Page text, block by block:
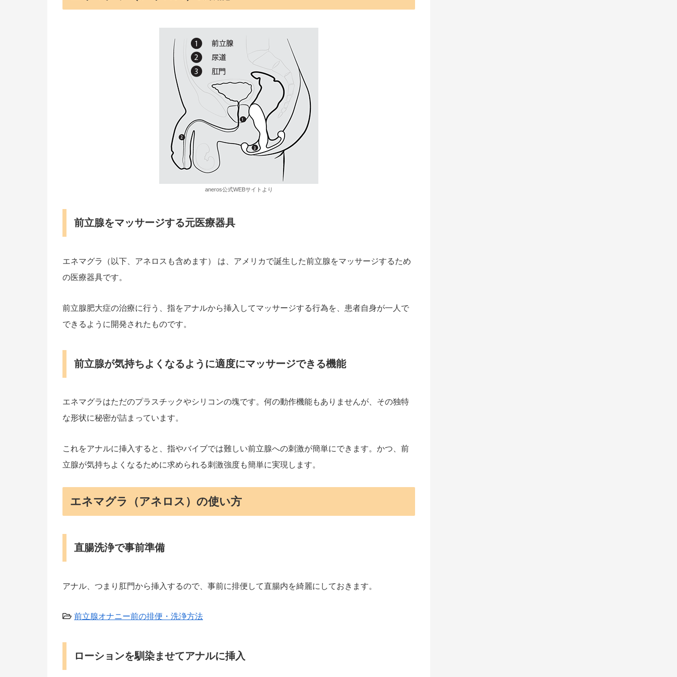
aneros公式WEBサイトより
前立腺をマッサージする元医療器具
エネマグラ（以下、アネロスも含めます） は、アメリカで誕生した前立腺をマッサージするため
の医療器具です。
前立腺肥大症の治療に行う、指をアナルから挿入してマッサージする行為を、患者自身が一人で
できるように開発されたものです。
前立腺が気持ちよくなるように適度にマッサージできる機能
エネマグラはただのプラスチックやシリコンの塊です。何の動作機能もありませんが、その独特
な形状に秘密が詰まっています。
これをアナルに挿入すると、指やバイブでは難しい前立腺への刺激が簡単にできます。かつ、前
立腺が気持ちよくなるために求められる刺激強度も簡単に実現します。
エネマグラ（アネロス）の使い方
直腸洗浄で事前準備
アナル、つまり肛門から挿入するので、事前に排便して直腸内を綺麗にしておきます。
前立腺オナニー前の排便・洗浄方法
ローションを馴染ませてアナルに挿入